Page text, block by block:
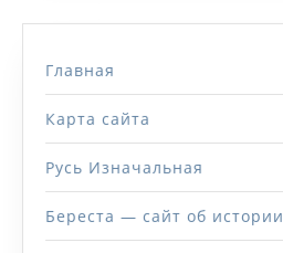
Главная
Карта сайта
Русь Изначальная
Береста — сайт об